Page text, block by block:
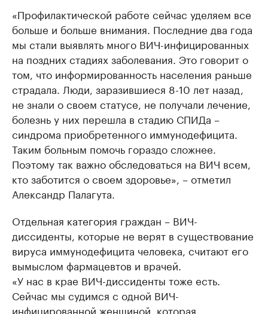
«Профилактической работе сейчас уделяем все
больше и больше внимания. Последние два года
мы стали выявлять много ВИЧ-инфицированных
на поздних стадиях заболевания. Это говорит о
том, что информированность населения раньше
страдала. Люди, заразившиеся 8-10 лет назад,
не знали о своем статусе, не получали лечение,
болезнь у них перешла в стадию СПИДа –
синдрома приобретенного иммунодефицита.
Таким больным помочь гораздо сложнее.
Поэтому так важно обследоваться на ВИЧ всем,
кто заботится о своем здоровье», – отметил
Александр Палагута.
Отдельная категория граждан – ВИЧ-
диссиденты, которые не верят в существование
вируса иммунодефицита человека, считают его
вымыслом фармацевтов и врачей.
«У нас в крае ВИЧ-диссиденты тоже есть.
Сейчас мы судимся с одной ВИЧ-
инфицированной женщиной, которая